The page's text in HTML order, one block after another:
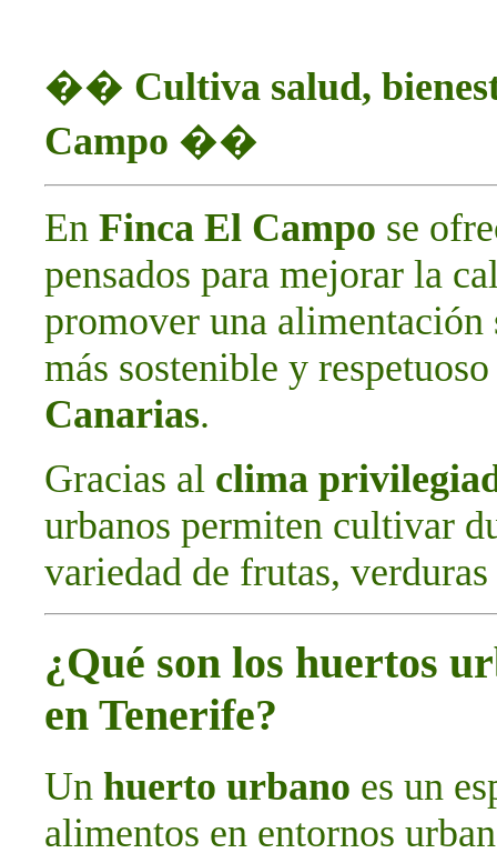
�� Cultiva salud,
Campo ��
En Finca El Campo se
pensados para mejorar la
promover una
más sostenible y
Canarias.
Gracias al clima
urbanos permiten cultivar
variedad de frutas,
¿Qué son los huertos
en Tenerife?
Un huerto urbano es un
alimentos en entornos